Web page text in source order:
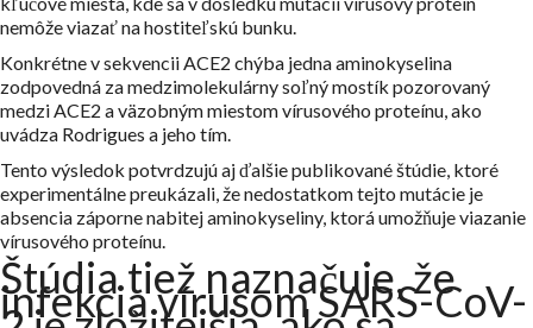
nemôže viazať na hostiteľskú bunku.
Konkrétne v sekvencii ACE2 chýba jedna aminokyselina
zodpovedná za medzimolekulárny soľný mostík pozorovaný
medzi ACE2 a väzobným miestom vírusového proteínu, ako
uvádza Rodrigues a jeho tím.
Tento výsledok potvrdzujú aj ďalšie publikované štúdie, ktoré
experimentálne preukázali, že nedostatkom tejto mutácie je
absencia záporne nabitej aminokyseliny, ktorá umožňuje viazanie
vírusového proteínu.
Štúdia tiež naznačuje, že
infekcia vírusom SARS-CoV-